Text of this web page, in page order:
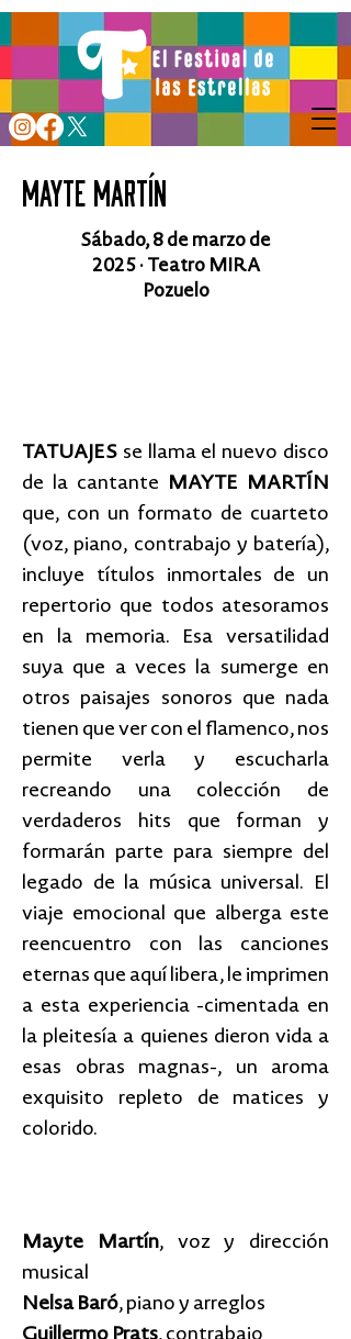
MAYTE MARTÍN
Sábado, 8 de marzo de
2025 ·Teatro MIRA
Pozuelo
TATUAJES se llama el nuevo disco
de la cantante MAYTE MARTÍN
que, con un formato de cuarteto
(voz, piano, contrabajo y batería),
incluye títulos inmortales de un
repertorio que todos atesoramos
en la memoria. Esa versatilidad
suya que a veces la sumerge en
otros paisajes sonoros que nada
tienen que ver con el flamenco, nos
permite verla y escucharla
recreando una colección de
verdaderos hits que forman y
formarán parte para siempre del
legado de la música universal. El
viaje emocional que alberga este
reencuentro con las canciones
eternas que aquí libera, le imprimen
a esta experiencia -cimentada en
la pleitesía a quienes dieron vida a
esas obras magnas-, un aroma
exquisito repleto de matices y
colorido.
Mayte Martín, voz y dirección
musical
Nelsa Baró, piano y arreglos